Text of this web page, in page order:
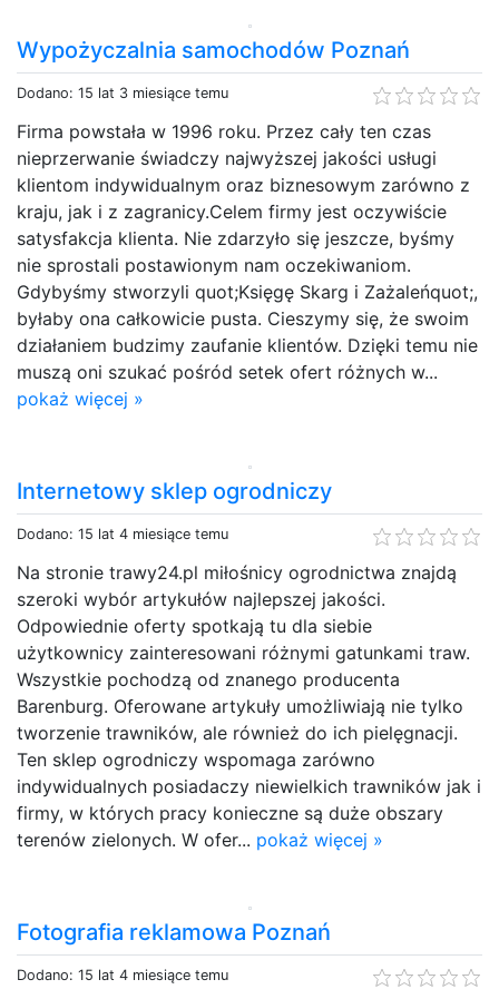
Wypożyczalnia samochodów Poznań
Dodano: 15 lat 3 miesiące temu
Firma powstała w 1996 roku. Przez cały ten czas
nieprzerwanie świadczy najwyższej jakości usługi
klientom indywidualnym oraz biznesowym zarówno z
kraju, jak i z zagranicy.Celem firmy jest oczywiście
satysfakcja klienta. Nie zdarzyło się jeszcze, byśmy
nie sprostali postawionym nam oczekiwaniom.
Gdybyśmy stworzyli quot;Księgę Skarg i Zażaleńquot;,
byłaby ona całkowicie pusta. Cieszymy się, że swoim
działaniem budzimy zaufanie klientów. Dzięki temu nie
muszą oni szukać pośród setek ofert różnych w...
pokaż więcej »
Internetowy sklep ogrodniczy
Dodano: 15 lat 4 miesiące temu
Na stronie trawy24.pl miłośnicy ogrodnictwa znajdą
szeroki wybór artykułów najlepszej jakości.
Odpowiednie oferty spotkają tu dla siebie
użytkownicy zainteresowani różnymi gatunkami traw.
Wszystkie pochodzą od znanego producenta
Barenburg. Oferowane artykuły umożliwiają nie tylko
tworzenie trawników, ale również do ich pielęgnacji.
Ten sklep ogrodniczy wspomaga zarówno
indywidualnych posiadaczy niewielkich trawników jak i
firmy, w których pracy konieczne są duże obszary
terenów zielonych. W ofer... pokaż więcej »
Fotografia reklamowa Poznań
Dodano: 15 lat 4 miesiące temu